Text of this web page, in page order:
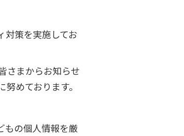
対策を実施してお
さまからお知らせ
めております。
もの個人情報を厳